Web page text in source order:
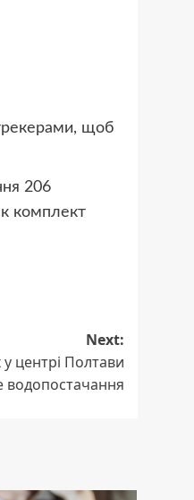
щоб
206
комплект
Next:
центрі Полтави